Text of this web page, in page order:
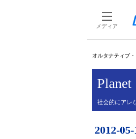
メディア
オルタナティブ
社会的にアレ
2012-